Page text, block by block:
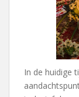
In de huidige